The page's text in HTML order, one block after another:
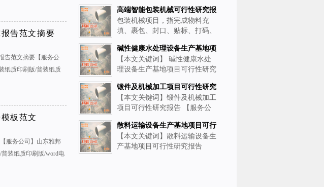
告范文摘要
告范文摘要【服务公
纸质印刷版/普装纸质
板范文
服务公司】山东雅邦
装纸质印刷版/word电
高端智能包装机械可行性研究报
告模板纲要分享：把握行业变革
机遇 助力企业向整线集成与数
字服务商转型
包装机械项目，指完成物料充
填、裹包、封口、贴标、打码、
关联工序的自动化设备制造。行
业与食品饮料、日化、医药、电
子等下游产业强耦合，受消费市
场波动、劳动力成本及环保法规
影
碱性健康水处理设备生产基地项
目可行性研究报告范文大纲
【本文关键词】 碱性健康水处
理设备生产基地项目可行性研究
东雅邦企业管理咨询有限公司
【报告格式】精装纸质印刷版/
普装纸质印刷版/word电子档/PP
T电子档 【编制费用】
锻件及机械加工项目可行性研究
报告模板范文
【本文关键词】锻件及机械加工
项目可行性研究报告 【服务公
公司 【报告格式】精装纸质印
刷版/普装纸质印刷版/word电子
档/PPT电子档 【交付形式】EM
散料运输设备生产基地项目可行
性研究报告模板范文
【本文关键词】散料运输设备生
产基地项目可行性研究报告